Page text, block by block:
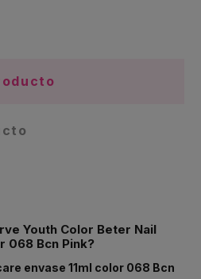
Youth Color Beter Nail
068 Bcn Pink?
envase 11ml color 068 Bcn